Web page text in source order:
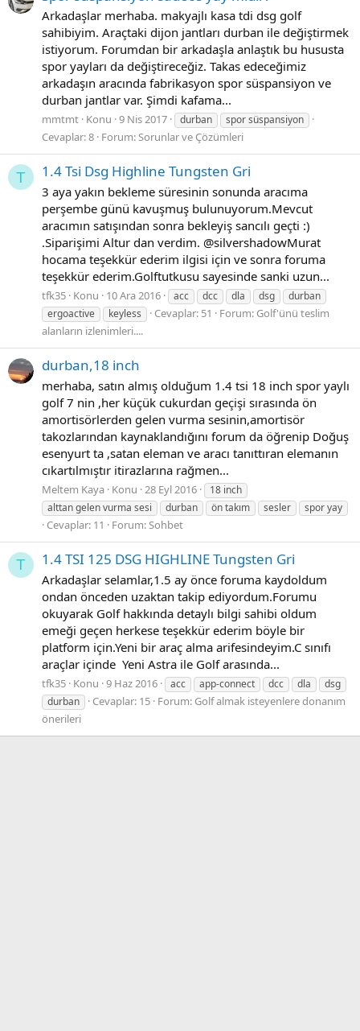
Arkadaşlar merhaba. makyajlı kasa tdi dsg golf
sahibiyim. Araçtaki dijon jantları durban ile değiştirmek
istiyorum. Forumdan bir arkadaşla anlaştık bu hususta
spor yayları da değiştireceğiz. Takas edeceğimiz
arkadaşın aracında fabrikasyon spor süspansiyon ve
durban jantlar var. Şimdi kafama...
mmtmt Konu 9 Nis 2017 durban spor süspansiyon
Cevaplar: 8 Forum:Sorunlar ve Çözümleri
T 1.4 Tsi Dsg Highline Tungsten Gri
3 aya yakın bekleme süresinin sonunda aracıma
perşembe günü kavuşmuş bulunuyorum.Mevcut
aracımın satışından sonra bekleyiş sancılı geçti :)
.Siparişimi Altur dan verdim. @silvershadowMurat
hocama teşekkür ederim ilgisi için ve sonra foruma
teşekkür ederim.Golftutkusu sayesinde sanki uzun...
tfk35 Konu 10 Ara 2016 acc dcc dla dsg
durban
ergoactive
keyless Cevaplar: 51 Forum: Golf'ünü teslim
alanların izlenimleri....
durban,18 inch
merhaba, satın almış olduğum 1.4 tsi 18 inch spor yaylı
golf 7 nin ,her küçük cukurdan geçişi sırasında ön
amortisörlerden gelen vurma sesinin,amortisör
takozlarından kaynaklandığını forum da öğrenip Doğuş
esenyurt ta ,satan eleman ve aracı tanıttıran elemanın
cıkartılmıştır itirazlarına rağmen...
Meltem Kaya Konu 28 Eyl 2016
18 inch
alttan gelen vurma sesi
durban ön takım sesler spor yay
Cevaplar: 11 Forum:Sohbet
T 1.4 TSI 125 DSG HIGHLINE Tungsten Gri
Arkadaşlar selamlar,1.5 ay önce foruma kaydoldum
ondan önceden uzaktan takip ediyordum.Forumu
okuyarak Golf hakkında detaylı bilgi sahibi oldum
emeği geçen herkese teşekkür ederim böyle bir
platform için.Yeni bir araç alma arifesindeyim.C sınıfı
araçlar içinde Yeni Astra ile Golf arasında...
tfk35 Konu 9 Haz 2016 acc app-connect dcc dla
dsg
durban
Cevaplar: 15 Forum: Golf almak isteyenlere donanım
önerileri